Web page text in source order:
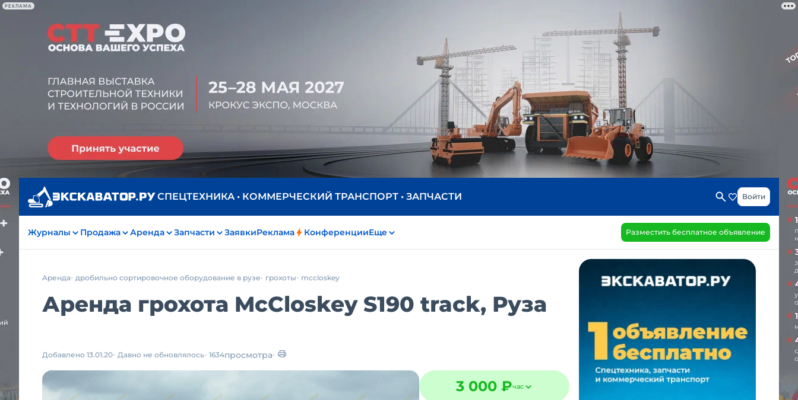
РЕКЛАМА
СПЕЦТЕХНИКА • КОММЕРЧЕСКИЙ ТРАНСПОРТ • ЗАПЧАСТИ Войти
Журналы Продажа Аренда Запчасти ЗаявкиРеклама КонференцииЕще Разместить бесплатное объявление
Аренда дробильно сортировочное оборудование в рузе грохоты mccloskey
Аренда грохота McCloskey S190 track, Руза
Добавлено 13.01.20 Давно не обновлялось 1634просмотра
3 000 ₽час